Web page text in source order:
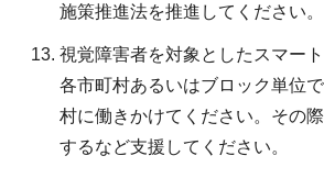
施策推進法を推進してください。
視覚障害者を対象としたスマー
各市町村あるいはブロック単位
村に働きかけてください。その
するなど支援してください。